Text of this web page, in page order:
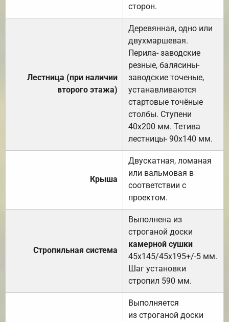
сторон.
Лестница (при наличии
второго этажа)
Деревянная, одно или
двухмаршевая.
Перила- заводские
резные, балясины-
заводские точеные,
устанавливаются
стартовые точёные
столбы. Ступени
40х200 мм. Тетива
лестницы- 90х140 мм.
Крыша
Двускатная, ломаная
или вальмовая в
соответствии с
проектом.
Стропильная система
Выполнена из
строганой доски
камерной сушки
45х145/45х195+/-5 мм.
Шаг установки
стропил 590 мм.
Выполняется
из строганой доски